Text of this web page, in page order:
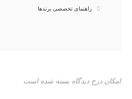
راهنمای تخصصی برندها
امکان درج دیدگاه بسته شده است